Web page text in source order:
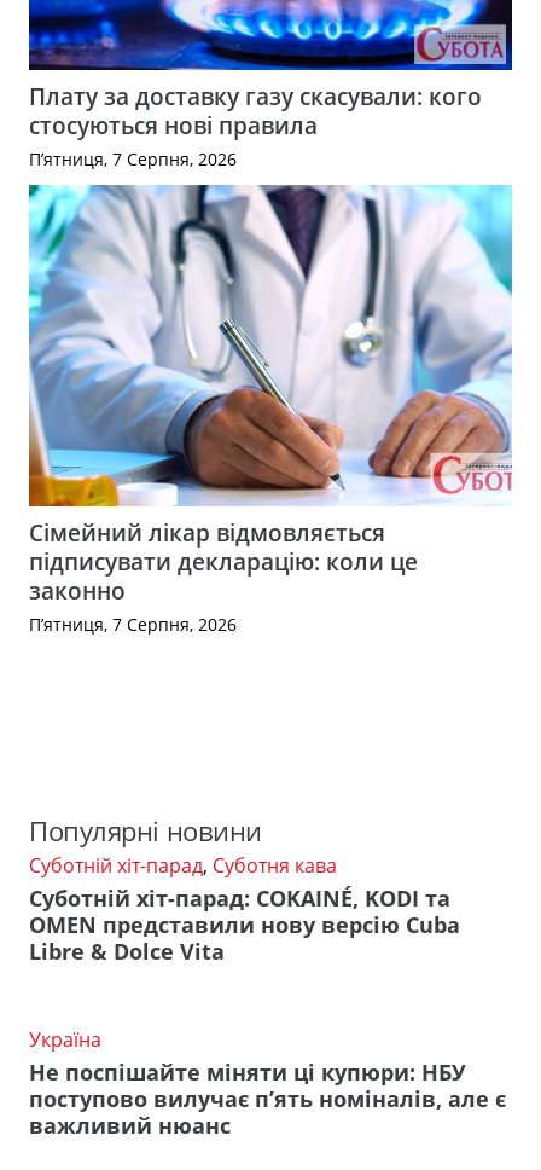
Плату за доставку газу скасували: кого
стосуються нові правила
П’ятниця, 7 Серпня, 2026
Сімейний лікар відмовляється
підписувати декларацію: коли це
законно
П’ятниця, 7 Серпня, 2026
Популярні новини
Суботній хіт-парад, Суботня кава
Суботній хіт-парад: COKAINÉ, KODI та
OMEN представили нову версію Cuba
Libre & Dolce Vita
Україна
Не поспішайте міняти ці купюри: НБУ
поступово вилучає п’ять номіналів, але є
важливий нюанс